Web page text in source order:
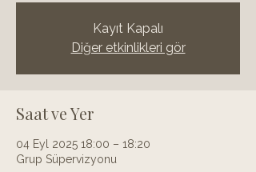
Kayıt Kapalı
Diğer etkinlikleri gör
Saat ve Yer
04 Eyl 2025 18:00 – 18:20
Grup Süpervizyonu